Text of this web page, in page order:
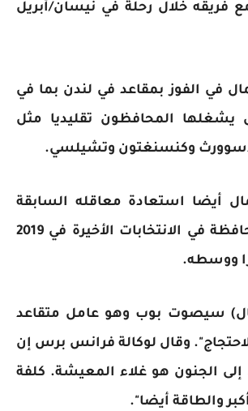
مع فريقه خلال رحلة في نيسان/أبريل
في الفوز بمقاعد في لندن بما في
المحافظون تقليديا مثل
وكنسنغتون وتشيلسي.
أيضا استعادة معاقله السابقة
التي أصبحت محافظة في الانتخابات الأخيرة في 2019
ووسطه.
سيصوت بوب وهو عامل متقاعد
وقال لوكالة فرانس برس إن
الجنون هو غلاء المعيشة. كلفة
والطاقة أيضا".